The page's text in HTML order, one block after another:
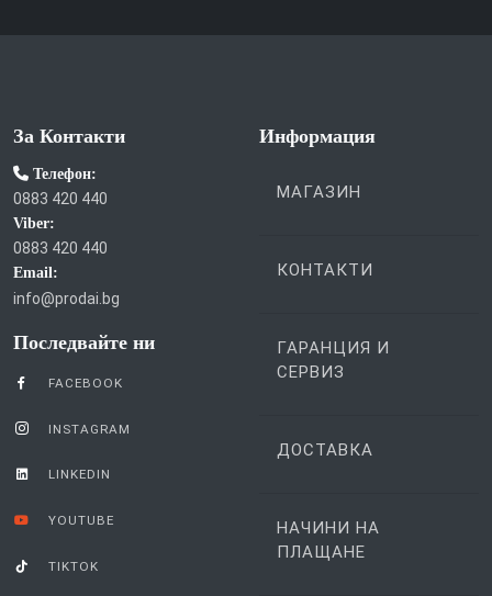
За Контакти
Телефон:
0883 420 440
Viber:
0883 420 440
Email:
info@prodai.bg
Последвайте ни
FACEBOOK
INSTAGRAM
LINKEDIN
YOUTUBE
TIKTOK
Информация
МАГАЗИН
КОНТАКТИ
ГАРАНЦИЯ И
СЕРВИЗ
ДОСТАВКА
НАЧИНИ НА
ПЛАЩАНЕ